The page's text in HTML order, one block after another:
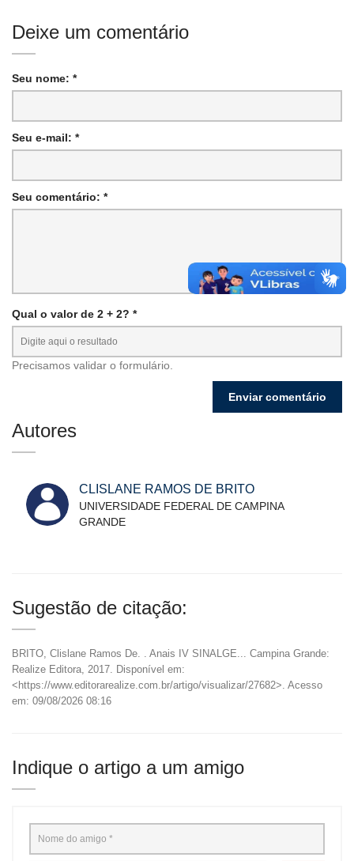
Deixe um comentário
Seu nome: *
Seu e-mail: *
Seu comentário: *
Qual o valor de 2 + 2? *
Precisamos validar o formulário.
Autores
CLISLANE RAMOS DE BRITO
UNIVERSIDADE FEDERAL DE CAMPINA
GRANDE
Sugestão de citação:
BRITO, Clislane Ramos De.
. Anais IV SINALGE... Campina Grande:
Realize Editora, 2017. Disponível em:
<https://www.editorarealize.com.br/artigo/visualizar/27682>. Acesso
em: 09/08/2026 08:16
Indique o artigo a um amigo